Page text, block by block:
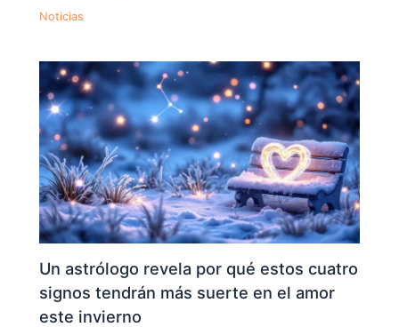
Noticias
Un astrólogo revela por qué estos cuatro
signos tendrán más suerte en el amor
este invierno